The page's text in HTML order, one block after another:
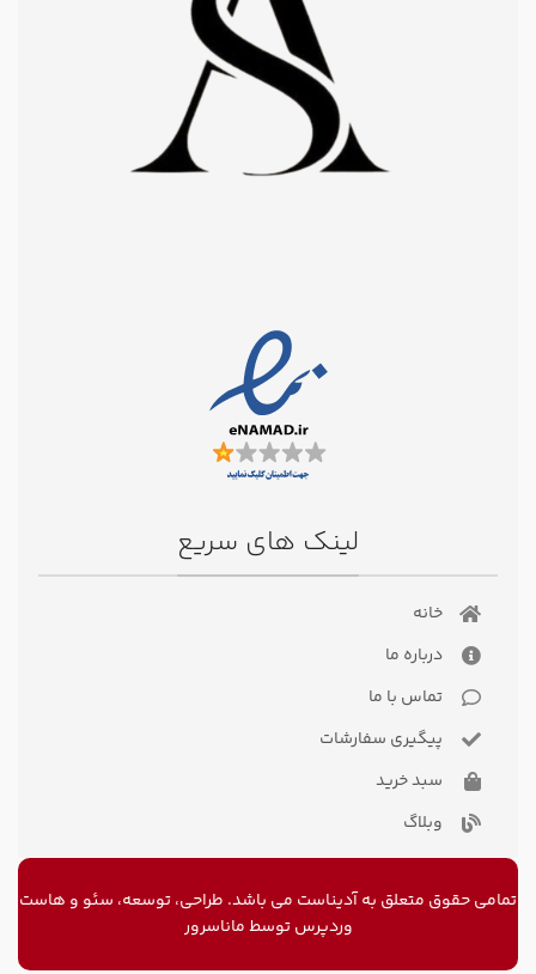
لینک های سریع
خانه
درباره ما
تماس با ما
پیگیری سفارشات
سبد خرید
وبلاگ
تمامی حقوق متعلق به آدیناست می باشد. طراحی، توسعه، سئو و هاست
وردپرستوسط ماناسرور